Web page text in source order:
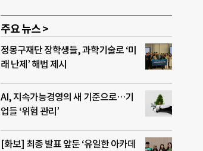
주요 뉴스 >
정몽구재단 장학생들, 과학기술로 ‘미
래 난제’ 해법 제시
AI, 지속가능경영의 새 기준으로…기
업들 ‘위험 관리’
[화보] 최종 발표 앞둔 ‘유일한 아카데